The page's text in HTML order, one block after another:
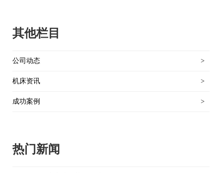
其他栏目
公司动态 >
机床资讯 >
成功案例 >
热门新闻